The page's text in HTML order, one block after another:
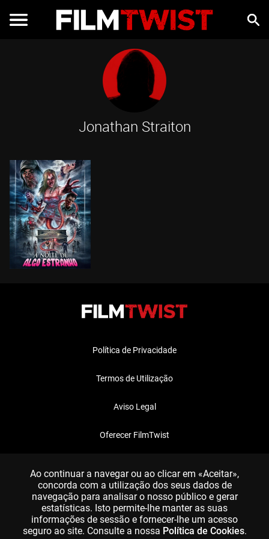
Jonathan Straiton
Política de Privacidade
Termos de Utilização
Aviso Legal
Oferecer FilmTwist
Ao continuar a navegar ou ao clicar em «Aceitar»,
concorda com a utilização dos seus dados de
navegação para analisar o nosso público e gerar
estatísticas. Isto permite-lhe manter as suas
informações de sessão e fornecer-lhe um acesso
seguro ao site. Consulte a nossa Política de Cookies.